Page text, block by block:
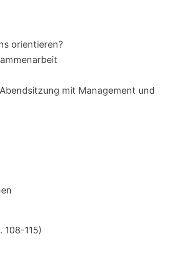
orientieren?
mit Management und
108-115)